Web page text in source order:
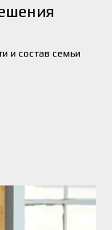
и состав семьи